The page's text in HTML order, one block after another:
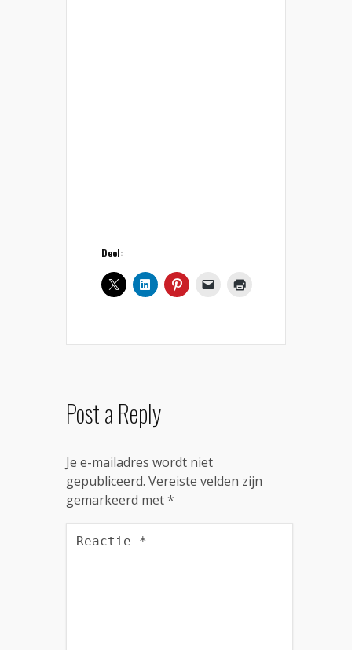
Deel:
Post a Reply
Je e-mailadres wordt niet
gepubliceerd. Vereiste velden zijn
gemarkeerd met*